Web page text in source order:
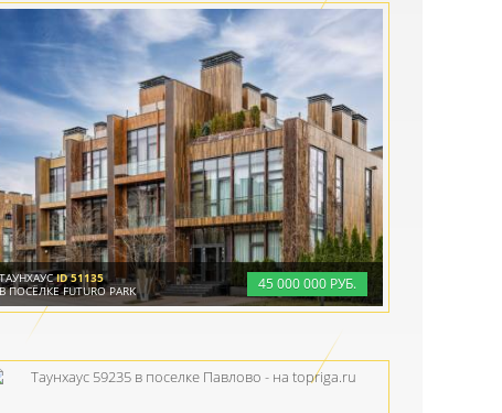
45000000 РУБ.
ТАУНХАУСID 51135
В ПОСЁЛКЕ FUTURO PARK